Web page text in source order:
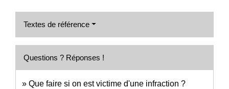
Textes de référence
Questions ? Réponses !
Que faire si on est victime d'une infraction ?